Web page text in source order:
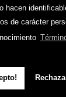
hacen
de carácter
Aviso
Política de